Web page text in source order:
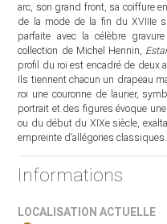
arc, son grand front, sa coiffure
de la mode de la fin du XVIIIe
parfaite avec la célèbre
collection de Michel Hennin,
profil du roi est encadré de deux
Ils tiennent chacun un drapeau
roi une couronne de laurier,
portrait et des figures évoque
ou du début du XIXe siècle,
empreinte d’allégories classiques.
Informations
LOCALISATION ACTUELLE